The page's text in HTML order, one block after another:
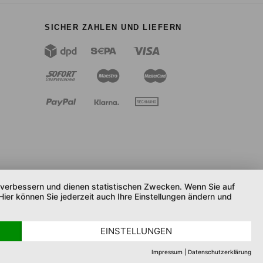
SICHER ZAHLEN UND LIEFERN
und dienen statistischen Zwecken. Wenn Sie auf
können Sie jederzeit auch Ihre Einstellungen ändern und
EINSTELLUNGEN
Impressum Datenschutzerklärung